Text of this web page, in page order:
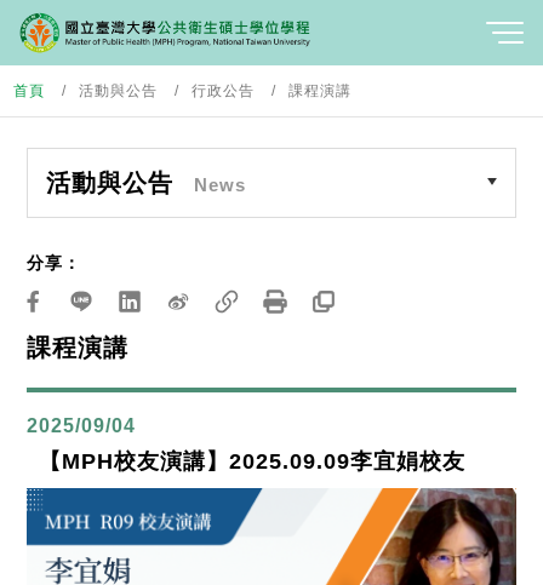
首頁 活動與公告 行政公告 課程演講
活動與公告 News
課程演講
分享：
2025/09/04
【MPH校友演講】2025.09.09李宜娟校友